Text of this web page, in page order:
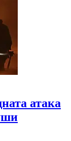
атака